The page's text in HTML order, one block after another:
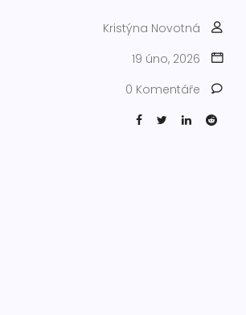
Kristýna Novotná
19 úno, 2026
0 Komentáře